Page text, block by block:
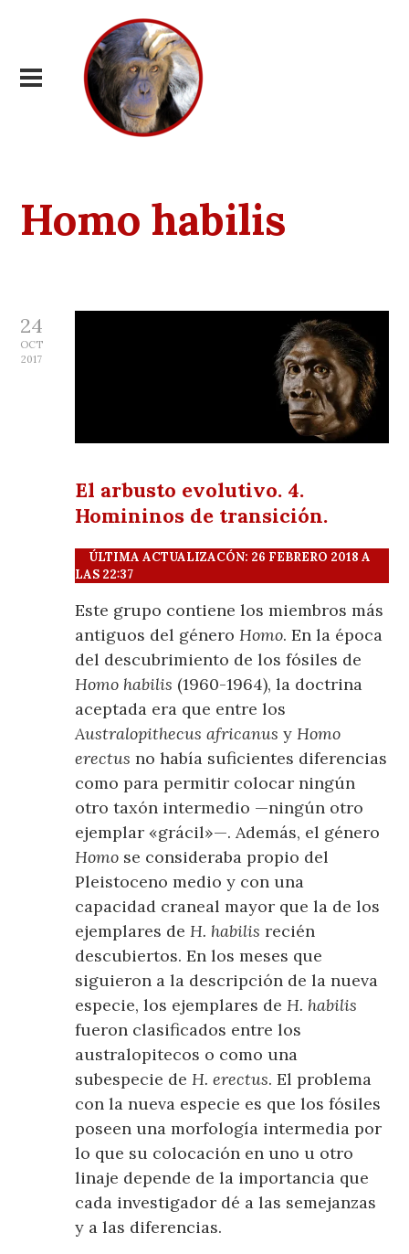
Homo habilis
24
OCT
2017
El arbusto evolutivo. 4.
Homininos de transición.
ÚLTIMA ACTUALIZACÓN: 26 FEBRERO 2018 A
LAS 22:37
Este grupo contiene los miembros más
antiguos del géneroHomo. En la época
del descubrimiento de los fósiles de
Homo habilis (1960-1964), la doctrina
aceptada era que entre los
Australopithecus africanus yHomo
erectus no había suficientes diferencias
como para permitir colocar ningún
otro taxón intermedio —ningún otro
ejemplar «grácil»—. Además, el género
Homo se consideraba propio del
Pleistoceno medio y con una
capacidad craneal mayor que la de los
ejemplares deH. habilisrecién
descubiertos. En los meses que
siguieron a la descripción de la nueva
especie, los ejemplares deH. habilis
fueron clasificados entre los
australopitecos o como una
subespecie deH. erectus. El problema
con la nueva especie es que los fósiles
poseen una morfología intermedia por
lo que su colocación en uno u otro
linaje depende de la importancia que
cada investigador dé a las semejanzas
y a las diferencias.